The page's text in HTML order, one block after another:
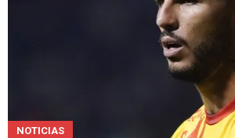
NOTICIAS